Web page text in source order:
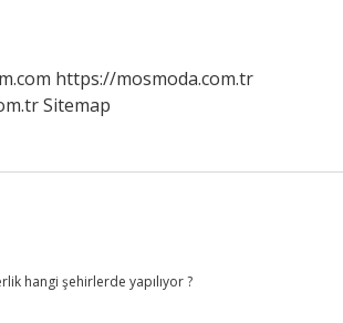
https://mosmoda.com.tr
Sitemap
hangi şehirlerde yapılıyor ?